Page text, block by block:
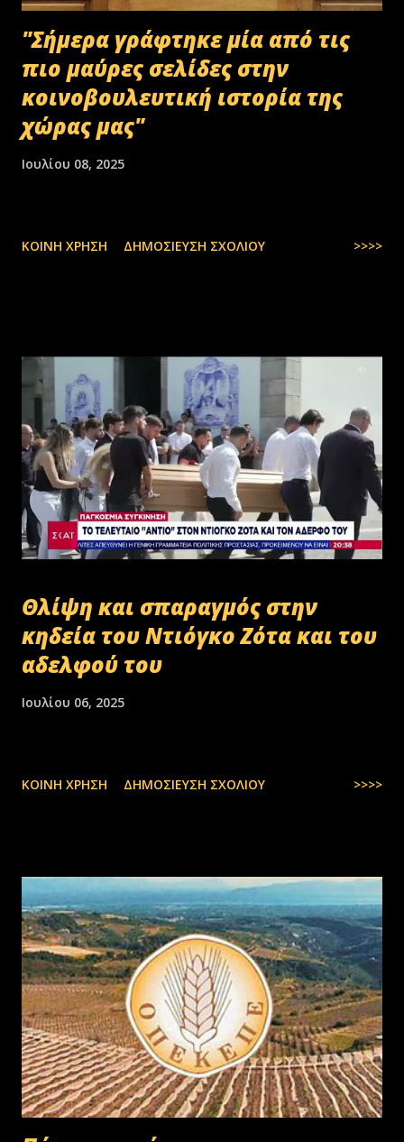
"Σήμερα γράφτηκε μία από τις
πιο μαύρες σελίδες στην
κοινοβουλευτική ιστορία της
χώρας μας"
Ιουλίου 08, 2025
ΚΟΙΝΉ ΧΡΉΣΗ ΔΗΜΟΣΊΕΥΣΗ ΣΧΟΛΊΟΥ >>>>
Θλίψη και σπαραγμός στην
κηδεία του Ντιόγκο Ζότα και του
αδελφού του
Ιουλίου 06, 2025
ΚΟΙΝΉ ΧΡΉΣΗ ΔΗΜΟΣΊΕΥΣΗ ΣΧΟΛΊΟΥ >>>>